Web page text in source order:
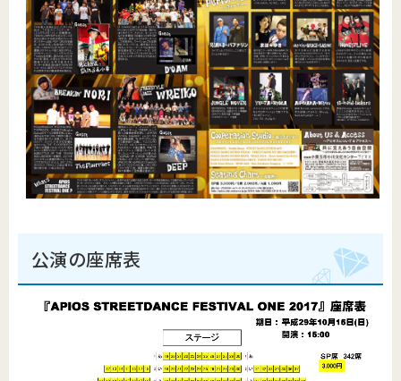
公演の座席表